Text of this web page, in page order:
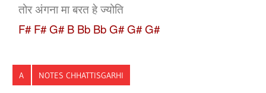
तोर अंगना मा बरत हे ज्योति
F# F# G# B Bb Bb G# G# G#
A NOTES CHHATTISGARHI